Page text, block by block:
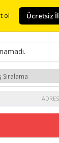
ol Ücretsiz
ADRES